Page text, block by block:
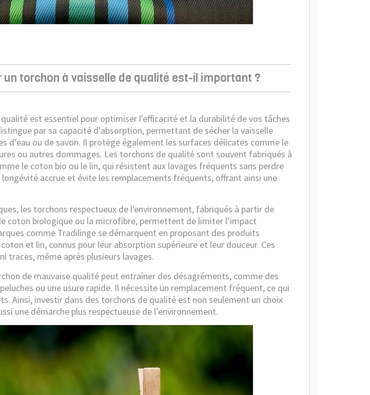
un torchon à vaisselle de qualité est-il important ?
est essentiel pour optimiser l'efficacité et la durabilité de vos tâches
par sa capacité d'absorption, permettant de sécher la vaisselle
d’eau ou de savon. Il protège également les surfaces délicates comme le
ou autres dommages. Les torchons de qualité sont souvent fabriqués à
le coton bio ou le lin, qui résistent aux lavages fréquents sans perdre
longévité accrue et évite les remplacements fréquents, offrant ainsi une
les torchons respectueux de l'environnement, fabriqués à partir de
coton biologique ou la microfibre, permettent de limiter l’impact
comme Tradilingese démarquent en proposant des produits
et lin, connus pour leur absorption supérieure et leur douceur. Ces
traces, même après plusieurs lavages.
de mauvaise qualité peut entraîner des désagréments, comme des
ou une usure rapide. Il nécessite un remplacement fréquent, ce qui
Ainsi, investir dans des torchons de qualité est non seulement un choix
une démarche plus respectueuse de l’environnement.